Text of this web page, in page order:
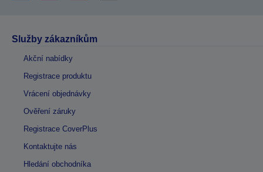
Služby zákazníkům
Akční nabídky
Registrace produktu
Vrácení objednávky
Ověření záruky
Registrace CoverPlus
Kontaktujte nás
Hledání obchodníka